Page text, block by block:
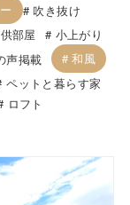
吹き抜け
部屋
小上がり
声掲載
和風
ペットと暮らす家
ロフト